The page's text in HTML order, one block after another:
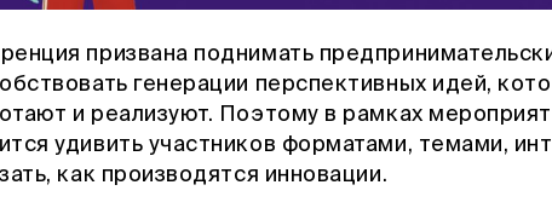
призвана поднимать
генерации перспективных идей,
и реализуют. Поэтому в рамках
удивить участников форматами, темами,
как производятся инновации.